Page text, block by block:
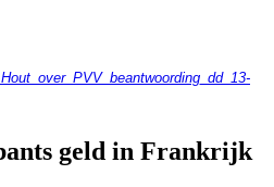
geld in Frankrijk